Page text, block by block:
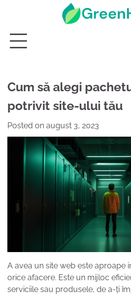
Cum să alegi
potrivit site-ului tău
Posted on august 3, 2023
A avea un site web este aproape
orice afacere. Este un mijloc
serviciile sau produsele, de a-ți